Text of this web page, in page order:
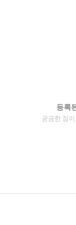
등록
궁금한 점